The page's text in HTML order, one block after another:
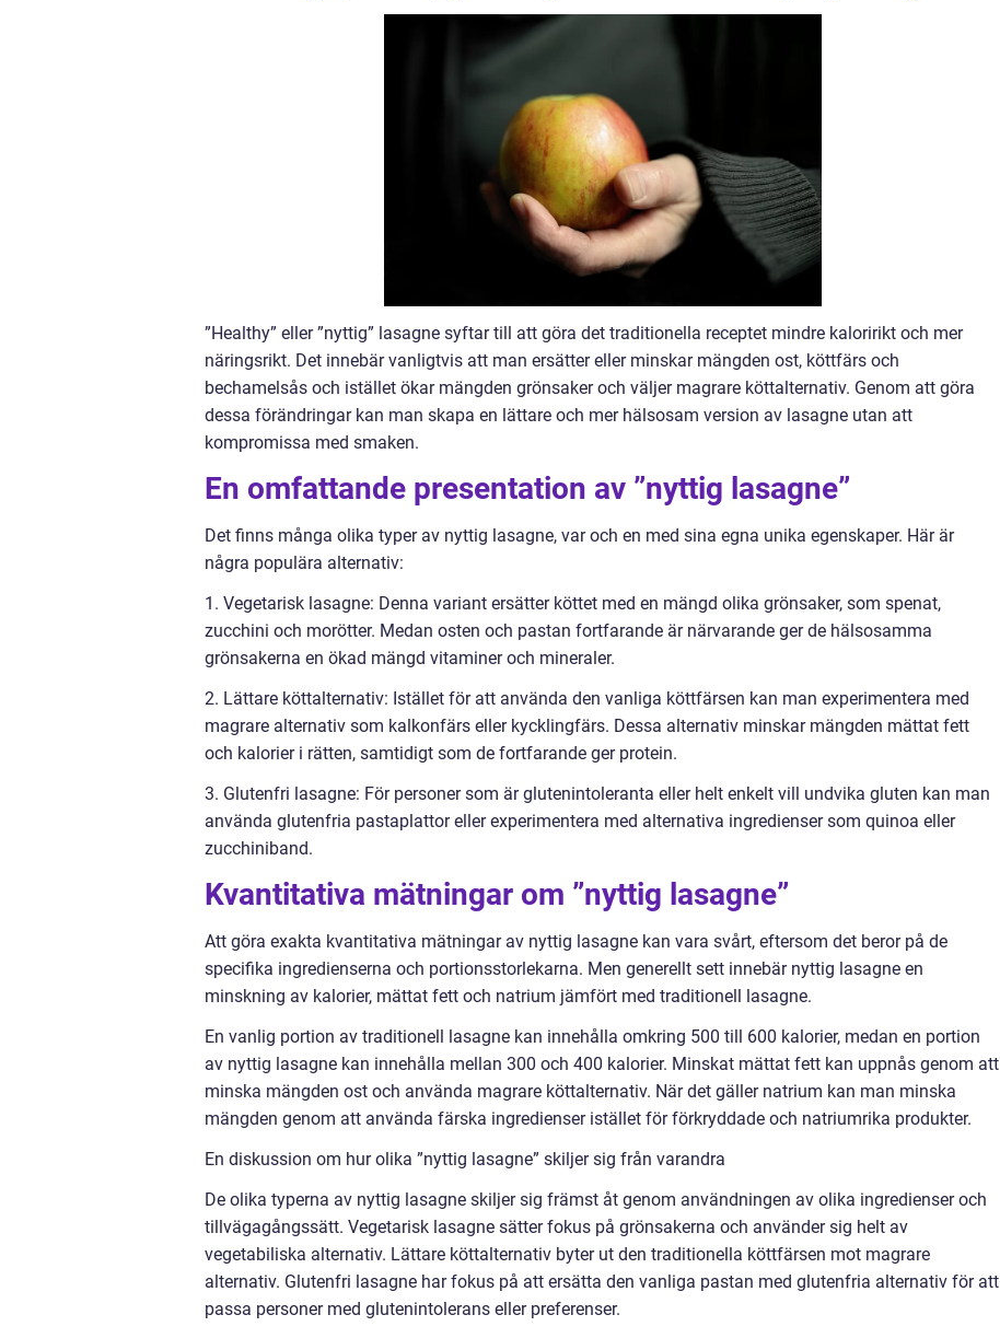
”Healthy” eller ”nyttig” lasagne syftar till att göra det traditionella receptet mindre kaloririkt och mer
näringsrikt. Det innebär vanligtvis att man ersätter eller minskar mängden ost, köttfärs och
bechamelsås och istället ökar mängden grönsaker och väljer magrare köttalternativ. Genom att göra
dessa förändringar kan man skapa en lättare och mer hälsosam version av lasagne utan att
kompromissa med smaken.
En omfattande presentation av ”nyttig lasagne”
Det finns många olika typer av nyttig lasagne, var och en med sina egna unika egenskaper. Här är
några populära alternativ:
1. Vegetarisk lasagne: Denna variant ersätter köttet med en mängd olika grönsaker, som spenat,
zucchini och morötter. Medan osten och pastan fortfarande är närvarande ger de hälsosamma
grönsakerna en ökad mängd vitaminer och mineraler.
2. Lättare köttalternativ: Istället för att använda den vanliga köttfärsen kan man experimentera med
magrare alternativ som kalkonfärs eller kycklingfärs. Dessa alternativ minskar mängden mättat fett
och kalorier i rätten, samtidigt som de fortfarande ger protein.
3. Glutenfri lasagne: För personer som är glutenintoleranta eller helt enkelt vill undvika gluten kan man
använda glutenfria pastaplattor eller experimentera med alternativa ingredienser som quinoa eller
zucchiniband.
Kvantitativa mätningar om ”nyttig lasagne”
Att göra exakta kvantitativa mätningar av nyttig lasagne kan vara svårt, eftersom det beror på de
specifika ingredienserna och portionsstorlekarna. Men generellt sett innebär nyttig lasagne en
minskning av kalorier, mättat fett och natrium jämfört med traditionell lasagne.
En vanlig portion av traditionell lasagne kan innehålla omkring 500 till 600 kalorier, medan en portion
av nyttig lasagne kan innehålla mellan 300 och 400 kalorier. Minskat mättat fett kan uppnås genom att
minska mängden ost och använda magrare köttalternativ. När det gäller natrium kan man minska
mängden genom att använda färska ingredienser istället för förkryddade och natriumrika produkter.
En diskussion om hur olika ”nyttig lasagne” skiljer sig från varandra
De olika typerna av nyttig lasagne skiljer sig främst åt genom användningen av olika ingredienser och
tillvägagångssätt. Vegetarisk lasagne sätter fokus på grönsakerna och använder sig helt av
vegetabiliska alternativ. Lättare köttalternativ byter ut den traditionella köttfärsen mot magrare
alternativ. Glutenfri lasagne har fokus på att ersätta den vanliga pastan med glutenfria alternativ för att
passa personer med glutenintolerans eller preferenser.